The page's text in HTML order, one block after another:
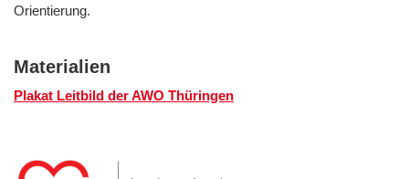
Orientierung.
Materialien
Plakat Leitbild der AWO Thüringen